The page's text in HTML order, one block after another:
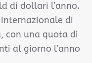
di dollari l’anno.
di
con una quota di
al giorno l’anno